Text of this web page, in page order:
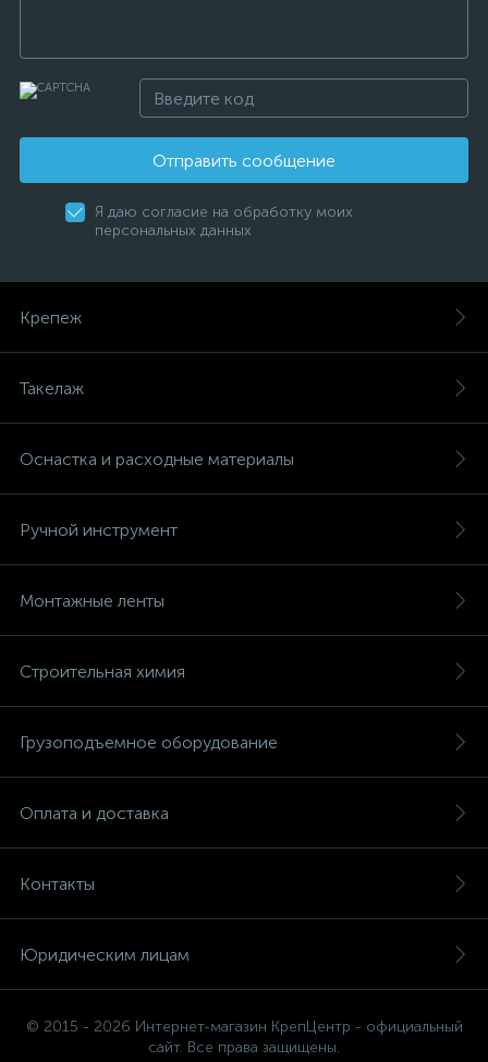
Отправить сообщение
Я даю согласие на обработку моих
персональных данных
Крепеж
Такелаж
Оснастка и расходные материалы
Ручной инструмент
Монтажные ленты
Строительная химия
Грузоподъемное оборудование
Оплата и доставка
Контакты
Юридическим лицам
© 2015 - 2026 Интернет-магазин КрепЦентр - официальный
сайт. Все права защищены.